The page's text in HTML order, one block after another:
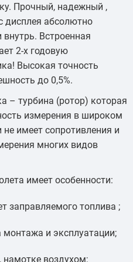
Прочный, надежный ,
абсолютно
Встроенная
2-х годовую
Высокая точность
до 0,5%.
– турбина (ротор) которая
измерения в широком
имеет сопротивления и
многих видов
имеет особенности:
заправляемого топлива ;
монтажа и эксплуатации;
намотке воздухом;